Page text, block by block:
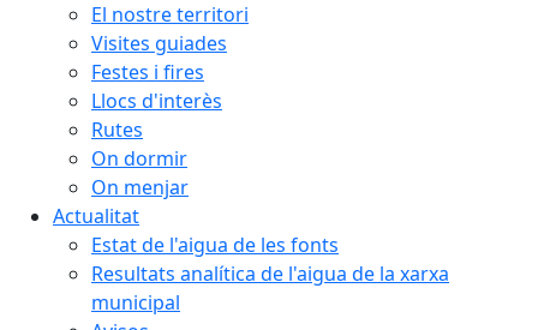
El nostre territori
Visites guiades
Festes i fires
Llocs d'interès
Rutes
On dormir
On menjar
Actualitat
Estat de l'aigua de les fonts
Resultats analítica de l'aigua de la xarxa
municipal